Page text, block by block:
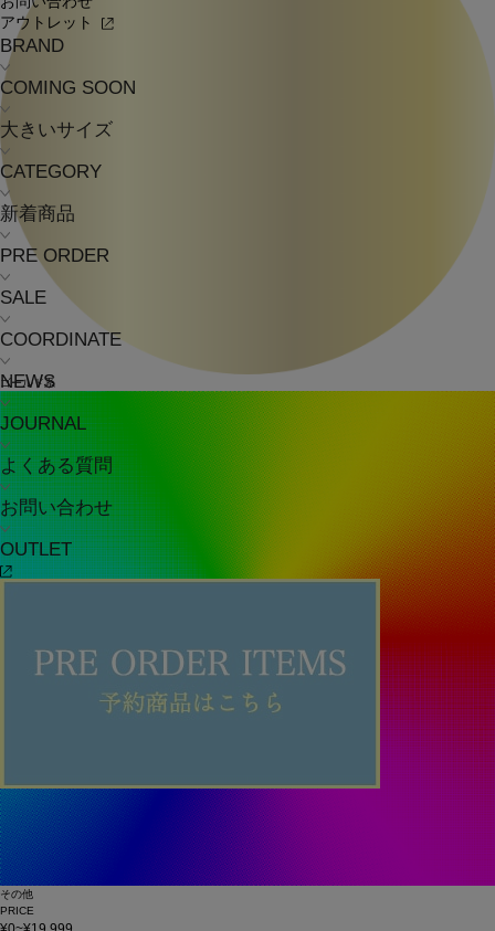
アウトレット
BRAND
COMING SOON
大きいサイズ
CATEGORY
新着商品
PRE ORDER
SALE
COORDINATE
NEWS
JOURNAL
よくある質問
お問い合わせ
OUTLET
ゴールド系
その他
PRICE